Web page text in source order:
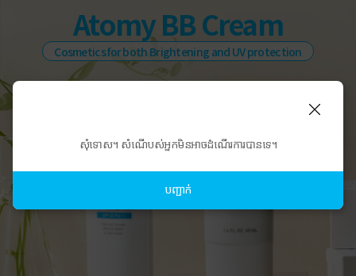
Atomy BB Cream
Cosmetics for both Brightening and UV protection
សុំទោស។ សំណើបស់អ្នកមិនអាចដំណើរការបានទេ។
បញ្ជាក់